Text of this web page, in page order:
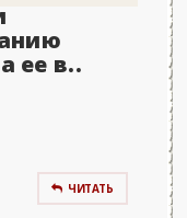
ее в..
ЧИТАТЬ